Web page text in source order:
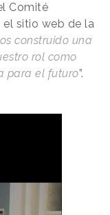
Comité
el sitio web de la
construido una
rol como
para el futuro”.